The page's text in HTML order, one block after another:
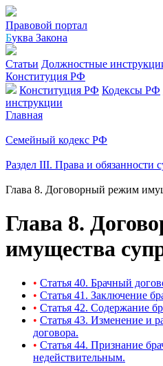
Правовой портал
Буква Закона
Статьи Должностные
Конституция РФ
Конституция РФ Кодексы РФ
инструкции
Главная
Семейный кодекс РФ
Раздел III. Права и обязанности
Глава 8. Договорный режим
Глава 8.
имущества
• Статья 40. Брачный
• Статья 41. Заключение
• Статья 42. Содержание
• Статья 43. Изменение и
договора.
• Статья 44. Признание
недействительным.